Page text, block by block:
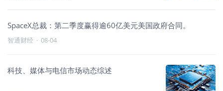
SpaceX总裁：第二季度赢得逾60亿美元美国政府合同。
智通财经 · 08-04
科技、媒体与电信市场动态综述